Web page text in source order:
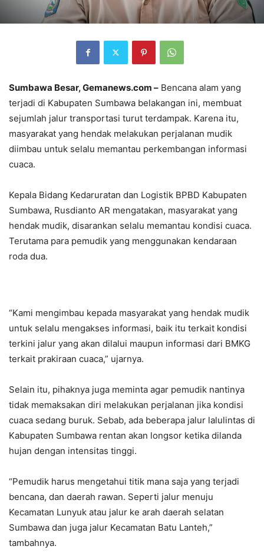
Sumbawa Besar, Gemanews.com – Bencana alam yang
terjadi di Kabupaten Sumbawa belakangan ini, membuat
sejumlah jalur transportasi turut terdampak. Karena itu,
masyarakat yang hendak melakukan perjalanan mudik
diimbau untuk selalu memantau perkembangan informasi
cuaca.
Kepala Bidang Kedaruratan dan Logistik BPBD Kabupaten
Sumbawa, Rusdianto AR mengatakan, masyarakat yang
hendak mudik, disarankan selalu memantau kondisi cuaca.
Terutama para pemudik yang menggunakan kendaraan
roda dua.
“Kami mengimbau kepada masyarakat yang hendak mudik
untuk selalu mengakses informasi, baik itu terkait kondisi
terkini jalur yang akan dilalui maupun informasi dari BMKG
terkait prakiraan cuaca,” ujarnya.
Selain itu, pihaknya juga meminta agar pemudik nantinya
tidak memaksakan diri melakukan perjalanan jika kondisi
cuaca sedang buruk. Sebab, ada beberapa jalur lalulintas di
Kabupaten Sumbawa rentan akan longsor ketika dilanda
hujan dengan intensitas tinggi.
“Pemudik harus mengetahui titik mana saja yang terjadi
bencana, dan daerah rawan. Seperti jalur menuju
Kecamatan Lunyuk atau jalur ke arah daerah selatan
Sumbawa dan juga jalur Kecamatan Batu Lanteh,”
tambahnya.